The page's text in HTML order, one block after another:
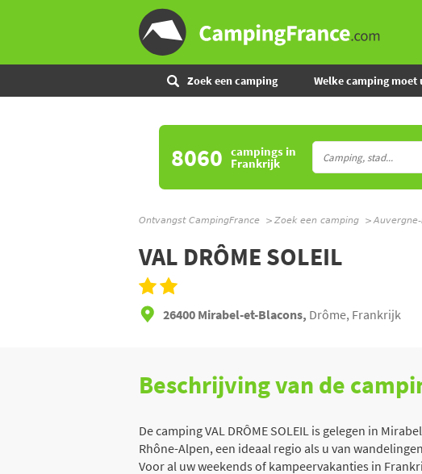
Zoek een camping Welke camping moet
8060 campingsin
Frankrijk
Ontvangst CampingFrance Zoek een camping
VAL DRÔME SOLEIL
26400 Mirabel-et-Blacons, Drôme, Frankrijk
Beschrijving van de
De camping VAL DRÔME SOLEIL is gelegen in
Rhône-Alpen, een ideaal regio als u van
Voor al uw weekends of kampeervakanties in